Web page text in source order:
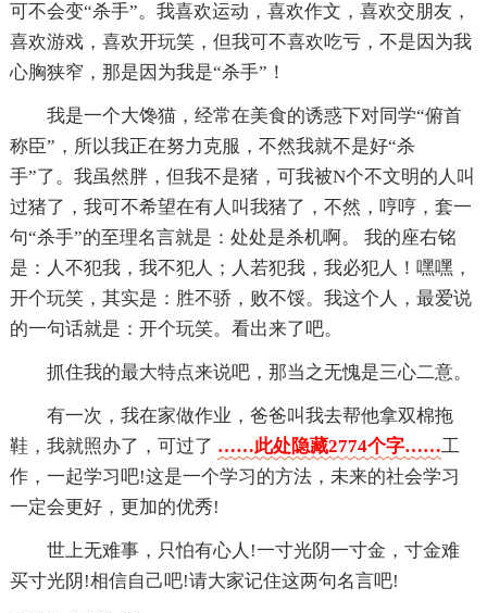
可不会变“杀手”。我喜欢运动，喜欢作文，喜欢交朋友，
喜欢游戏，喜欢开玩笑，但我可不喜欢吃亏，不是因为我
心胸狭窄，那是因为我是“杀手”！
我是一个大馋猫，经常在美食的诱惑下对同学“俯首
称臣”，所以我正在努力克服，不然我就不是好“杀
手”了。我虽然胖，但我不是猪，可我被N个不文明的人叫
过猪了，我可不希望在有人叫我猪了，不然，哼哼，套一
句“杀手”的至理名言就是：处处是杀机啊。 我的座右铭
是：人不犯我，我不犯人；人若犯我，我必犯人！嘿嘿，
开个玩笑，其实是：胜不骄，败不馁。我这个人，最爱说
的一句话就是：开个玩笑。看出来了吧。
抓住我的最大特点来说吧，那当之无愧是三心二意。
有一次，我在家做作业，爸爸叫我去帮他拿双棉拖
鞋，我就照办了，可过了 ……此处隐藏2774个字……工
作，一起学习吧!这是一个学习的方法，未来的社会学习
一定会更好，更加的优秀!
世上无难事，只怕有心人!一寸光阴一寸金，寸金难
买寸光阴!相信自己吧!请大家记住这两句名言吧!